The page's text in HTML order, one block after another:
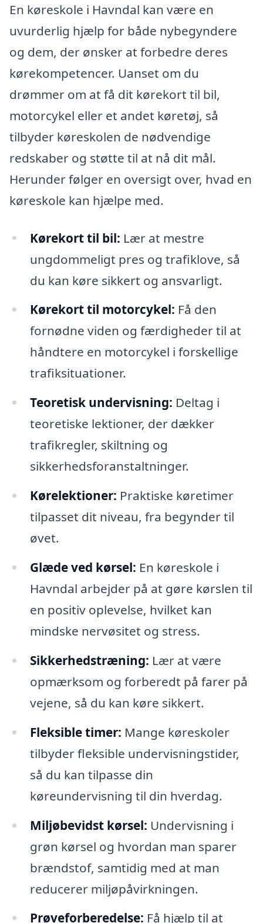
En køreskole i Havndal kan være en
uvurderlig hjælp for både nybegyndere
og dem, der ønsker at forbedre deres
kørekompetencer. Uanset om du
drømmer om at få dit kørekort til bil,
motorcykel eller et andet køretøj, så
tilbyder køreskolen de nødvendige
redskaber og støtte til at nå dit mål.
Herunder følger en oversigt over, hvad en
køreskole kan hjælpe med.
Kørekort til bil: Lær at mestre
ungdommeligt pres og trafiklove, så
du kan køre sikkert og ansvarligt.
Kørekort til motorcykel: Få den
fornødne viden og færdigheder til at
håndtere en motorcykel i forskellige
trafiksituationer.
Teoretisk undervisning: Deltag i
teoretiske lektioner, der dækker
trafikregler, skiltning og
sikkerhedsforanstaltninger.
Kørelektioner: Praktiske køretimer
tilpasset dit niveau, fra begynder til
øvet.
Glæde ved kørsel: En køreskole i
Havndal arbejder på at gøre kørslen til
en positiv oplevelse, hvilket kan
mindske nervøsitet og stress.
Sikkerhedstræning: Lær at være
opmærksom og forberedt på farer på
vejene, så du kan køre sikkert.
Fleksible timer: Mange køreskoler
tilbyder fleksible undervisningstider,
så du kan tilpasse din
køreundervisning til din hverdag.
Miljøbevidst kørsel: Undervisning i
grøn kørsel og hvordan man sparer
brændstof, samtidig med at man
reducerer miljøpåvirkningen.
Prøveforberedelse: Få hjælp til at